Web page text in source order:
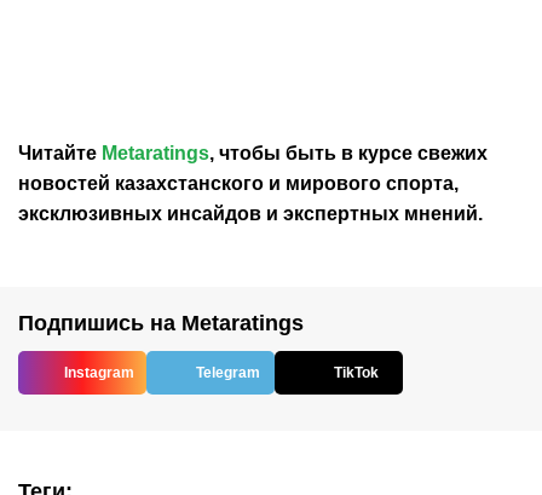
Читайте Metaratings, чтобы быть в курсе свежих
новостей казахстанского и мирового спорта,
эксклюзивных инсайдов и экспертных мнений.
Подпишись на Metaratings
Instagram Telegram TikTok